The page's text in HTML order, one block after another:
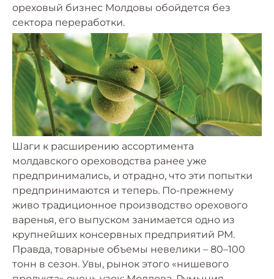
ореховый бизнес Молдовы обойдется без
сектора переработки.
Шаги к расширению ассортимента
молдавского ореховодства ранее уже
предпринимались, и отрадно, что эти попытки
предпринимаются и теперь. По-прежнему
живо традиционное производство орехового
варенья, его выпуском занимается одно из
крупнейших консервных предприятий РМ.
Правда, товарные объемы невелики – 80–100
тонн в сезон. Увы, рынок этого «нишевого